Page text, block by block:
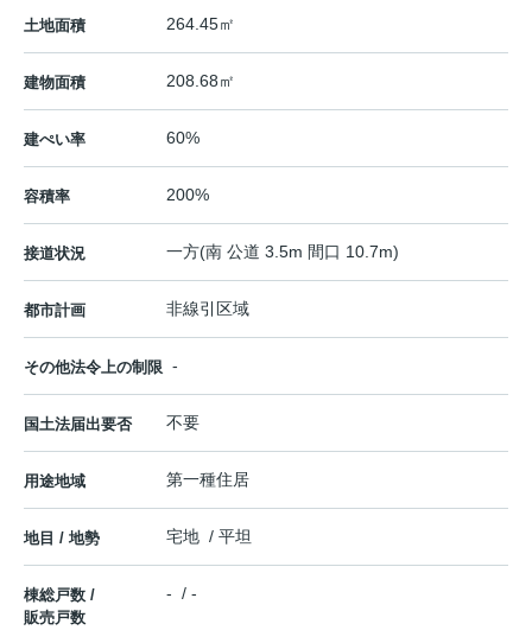
土地面積 264.45㎡
建物面積 208.68㎡
建ぺい率 60%
容積率 200%
接道状況 一方(南 公道 3.5m 間口 10.7m)
都市計画 非線引区域
その他法令上の制限 -
国土法届出要否 不要
用途地域 第一種住居
地目 / 地勢 宅地 / 平坦
棟総戸数 /
販売戸数
- / -